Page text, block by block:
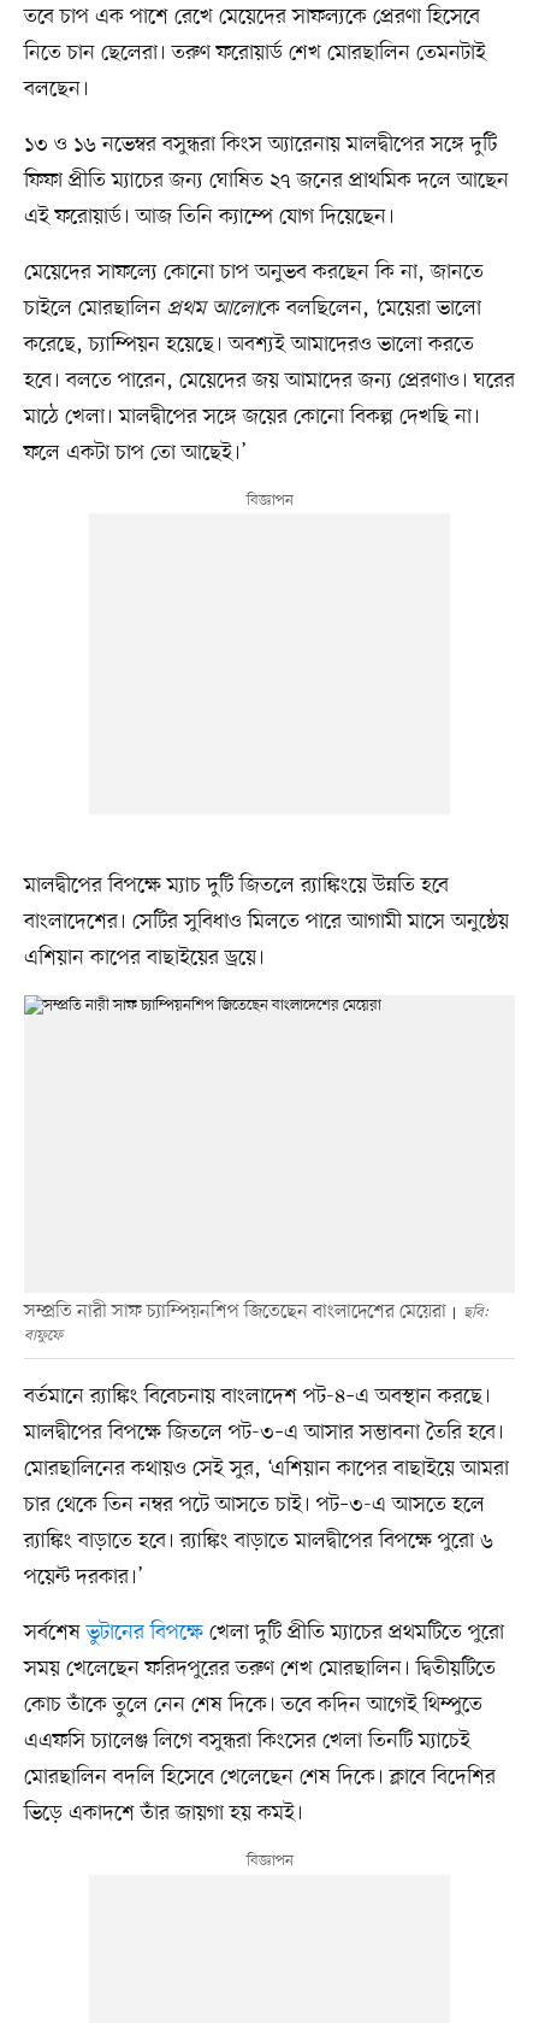
তবে চাপ এক পাশে রেখে মেয়েদের সাফল্যকে প্রেরণা হিসেবে
নিতে চান ছেলেরা। তরুণ ফরোয়ার্ড শেখ মোরছালিন তেমনটাই
বলছেন।
১৩ ও ১৬ নভেম্বর বসুন্ধরা কিংস অ্যারেনায় মালদ্বীপের সঙ্গে দুটি
ফিফা প্রীতি ম্যাচের জন্য ঘোষিত ২৭ জনের প্রাথমিক দলে আছেন
এই ফরোয়ার্ড। আজ তিনি ক্যাম্পে যোগ দিয়েছেন।
মেয়েদের সাফল্যে কোনো চাপ অনুভব করছেন কি না, জানতে
চাইলে মোরছালিন প্রথম আলোকে বলছিলেন, ‘মেয়েরা ভালো
করেছে, চ্যাম্পিয়ন হয়েছে। অবশ্যই আমাদেরও ভালো করতে
হবে। বলতে পারেন, মেয়েদের জয় আমাদের জন্য প্রেরণাও। ঘরের
মাঠে খেলা। মালদ্বীপের সঙ্গে জয়ের কোনো বিকল্প দেখছি না।
ফলে একটা চাপ তো আছেই।’
মালদ্বীপের বিপক্ষে ম্যাচ দুটি জিতলে র‍্যাঙ্কিংয়ে উন্নতি হবে
বাংলাদেশের। সেটির সুবিধাও মিলতে পারে আগামী মাসে অনুষ্ঠেয়
এশিয়ান কাপের বাছাইয়ের ড্রয়ে।
সম্প্রতি নারী সাফ চ্যাম্পিয়নশিপ জিতেছেন বাংলাদেশের মেয়েরা
ছবি:
বাফুফে
বর্তমানে র‍্যাঙ্কিং বিবেচনায় বাংলাদেশ পট-৪–এ অবস্থান করছে।
মালদ্বীপের বিপক্ষে জিতলে পট-৩–এ আসার সম্ভাবনা তৈরি হবে।
মোরছালিনের কথায়ও সেই সুর, ‘এশিয়ান কাপের বাছাইয়ে আমরা
চার থেকে তিন নম্বর পটে আসতে চাই। পট–৩-এ আসতে হলে
র‍্যাঙ্কিং বাড়াতে হবে। র‍্যাঙ্কিং বাড়াতে মালদ্বীপের বিপক্ষে পুরো ৬
পয়েন্ট দরকার।’
সর্বশেষভুটানের বিপক্ষেখেলা দুটি প্রীতি ম্যাচের প্রথমটিতে পুরো
সময় খেলেছেন ফরিদপুরের তরুণ শেখ মোরছালিন। দ্বিতীয়টিতে
কোচ তাঁকে তুলে নেন শেষ দিকে। তবে কদিন আগেই থিম্পুতে
এএফসি চ্যালেঞ্জ লিগে বসুন্ধরা কিংসের খেলা তিনটি ম্যাচেই
মোরছালিন বদলি হিসেবে খেলেছেন শেষ দিকে। ক্লাবে বিদেশির
ভিড়ে একাদশে তাঁর জায়গা হয় কমই।